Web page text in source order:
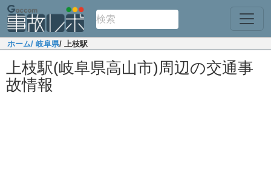
ホーム/ 岐阜県/ 上枝駅
上枝駅(岐阜県高山市)周辺の交通事
故情報